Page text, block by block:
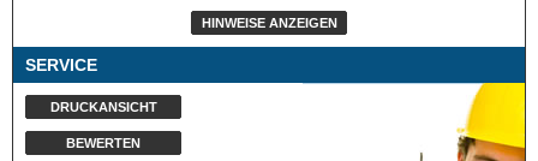
HINWEISE ANZEIGEN
SERVICE
DRUCKANSICHT
BEWERTEN